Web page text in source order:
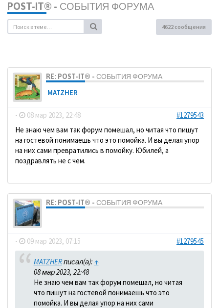
POST-IT® - СОБЫТИЯ ФОРУМА
4622 сообщения
RE: POST-IT® - СОБЫТИЯ ФОРУМА
MATZHER
- 08 мар 2023, 22:48
#1279543
Не знаю чем вам так форум помешал, но читая что пишут
на гостевой понимаешь что это помойка. И вы делая упор
на них сами превратились в помойку. Юбилей, а
поздравлять не с чем.
RE: POST-IT® - СОБЫТИЯ ФОРУМА
- 09 мар 2023, 07:15 #1279545
MATZHERписал(а): ↑
08 мар 2023, 22:48
Не знаю чем вам так форум помешал, но читая
что пишут на гостевой понимаешь что это
помойка. И вы делая упор на них сами